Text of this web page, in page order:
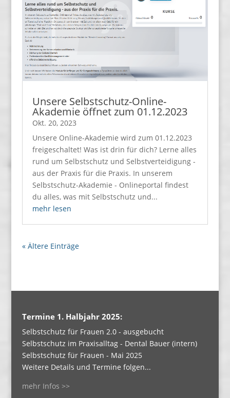
Unsere Selbstschutz-Online-
Akademie öffnet zum 01.12.2023
Okt. 20, 2023
Unsere Online-Akademie wird zum 01.12.2023
freigeschaltet! Was ist drin für dich? Lerne alles
rund um Selbstschutz und Selbstverteidigung -
aus der Praxis für die Praxis. In unserem
Selbstschutz-Akademie - Onlineportal findest
du alles, was mit Selbstschutz und...
mehr lesen
« Ältere Einträge
Termine 1. Halbjahr 2025:
Selbstschutz für Frauen 2.0 - ausgebucht
Selbstschutz im Praxisalltag - Dental Bauer (intern)
Selbstschutz für Frauen - Mai 2025
Weitere Details und Termine folgen...
mehr Infos >>